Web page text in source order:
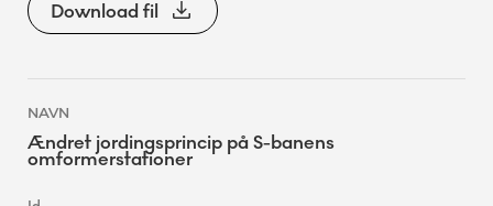
Download fil
Ændret jordingsprincip på S-banens
omformerstationer